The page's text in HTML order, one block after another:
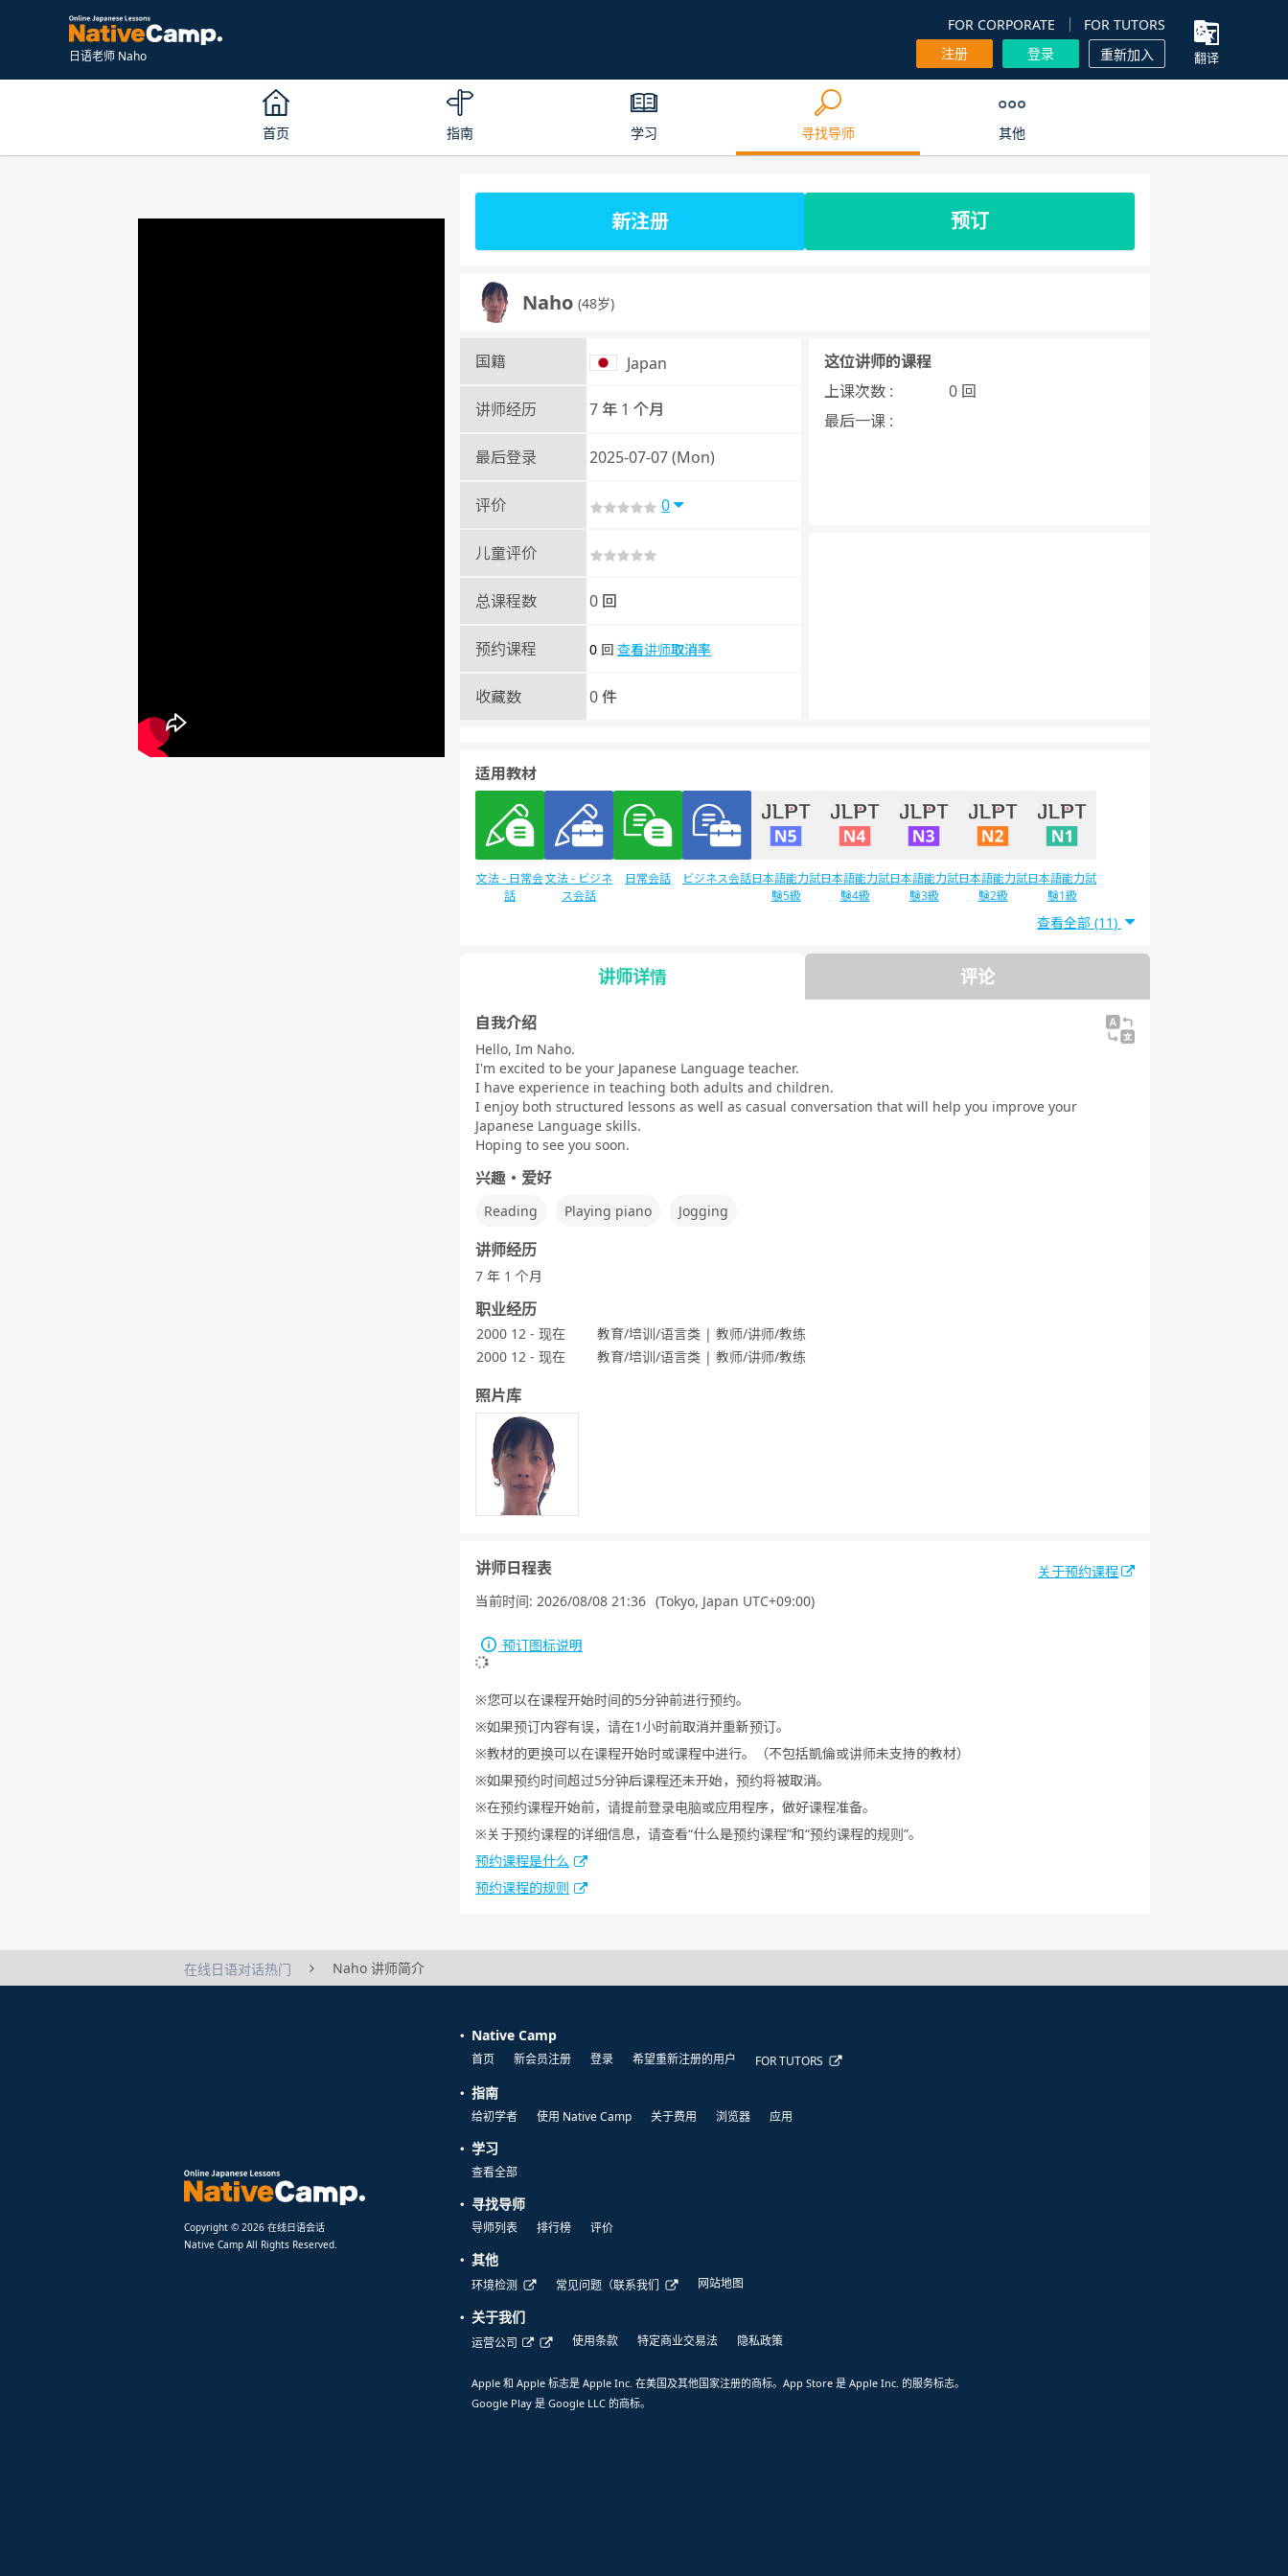
日语老师 Naho
FOR CORPORATE
FOR TUTORS
注册
登录 重新加入 翻译
首页 指南 学习 寻找导师 其他
新注册 预订
Naho (48岁)
国籍 Japan
讲师经历 7 年 1 个月
最后登录 2025-07-07 (Mon)
评价 0
儿童评价
总课程数 0 回
预约课程 0 回 查看讲师取消率
收藏数 0 件
这位讲师的课程
上课次数 :
0 回
最后一课 :
适用教材
文法 - 日常会
話
文法 - ビジネ
ス会話
日常会話 ビジネス会話日本語能力試
験5級
日本語能力試
験4級
日本語能力試
験3級
日本語能力試
験2級
日本語能力試
験1級
查看全部 (11)
讲师详情 评论
自我介绍
Hello, Im Naho.
I'm excited to be your Japanese Language teacher.
I have experience in teaching both adults and children.
I enjoy both structured lessons as well as casual conversation that will help you improve your
Japanese Language skills.
Hoping to see you soon.
兴趣・爱好
Reading Playing piano Jogging
讲师经历
7 年 1 个月
职业经历
2000 12 - 现在
教育/培训/语言类 | 教师/讲师/教练
2000 12 - 现在
教育/培训/语言类 | 教师/讲师/教练
照片库
讲师日程表
关于预约课程
当前时间: 2026/08/08 21:36 (Tokyo, Japan UTC+09:00)
预订图标说明
您可以在课程开始时间的5分钟前进行预约。
如果预订内容有误，请在1小时前取消并重新预订。
教材的更换可以在课程开始时或课程中进行。（不包括凱倫或讲师未支持的教材）
如果预约时间超过5分钟后课程还未开始，预约将被取消。
在预约课程开始前，请提前登录电脑或应用程序，做好课程准备。
关于预约课程的详细信息，请查看“什么是预约课程”和“预约课程的规则”。
预约课程是什么
预约课程的规则
在线日语对话热门 Naho 讲师简介
Copyright © 2026 在线日语会话
Native Camp All Rights Reserved.
Native Camp
首页 新会员注册 登录 希望重新注册的用户 FOR TUTORS
指南
给初学者 使用 Native Camp 关于费用 浏览器 应用
学习
查看全部
寻找导师
导师列表 排行榜 评价
其他
环境检测 常见问题（联系我们 网站地图
关于我们
运营公司 使用条款 特定商业交易法 隐私政策
Apple 和 Apple 标志是 Apple Inc. 在美国及其他国家注册的商标。App Store 是 Apple Inc. 的服务标志。
Google Play 是 Google LLC 的商标。